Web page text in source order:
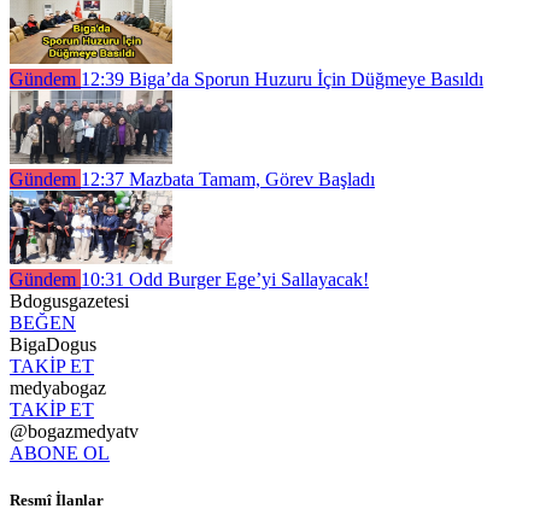
Gündem 12:39 Biga’da Sporun Huzuru İçin Düğmeye Basıldı
Gündem 12:37 Mazbata Tamam, Görev Başladı
Gündem 10:31 Odd Burger Ege’yi Sallayacak!
Bdogusgazetesi
BEĞEN
BigaDogus
TAKİP ET
medyabogaz
TAKİP ET
@bogazmedyatv
ABONE OL
Resmî İlanlar